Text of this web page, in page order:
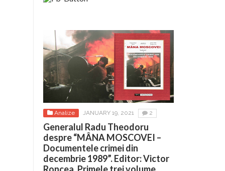
Analize JANUARY 19, 2021 2
Generalul Radu Theodoru
despre “MÂNA MOSCOVEI –
Documentele crimei din
decembrie 1989”. Editor: Victor